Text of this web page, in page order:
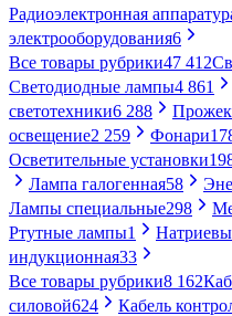
Радиоэлектронная
электрооборудования6
Все товары рубрики47 412
Светодиодные лампы4 861
светотехники6 288
освещение2 259 Фонари
Осветительные установки
Лампа галогенная58
Лампы специальные298
Ртутные лампы1
индукционная33
Все товары рубрики8 162
силовой624 Кабель